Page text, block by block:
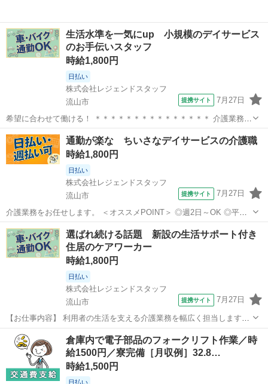
生活水準を一気にup 小規模のデイサービス
のお手伝いスタッフ
時給1,800円
日払い
株式会社レジェンドスタッフ
流山市
提携サイト 7月27日
希望に合わせて働ける！ ＊＊＊＊＊＊＊＊＊＊＊＊＊＊＊ 介護業務を
お任せします。 ・食事、入浴、排泄などの日常生活の支援 ・レクリエ
ーションの企画、実施 ・ご家族やケアマネジャーとの相談業務 ・請求
等の簡単な事務作業 など...
千葉 流山市 介護
通勤が楽な ちいさなデイサービスの介護職
時給1,800円
日払い
株式会社レジェンドスタッフ
流山市
提携サイト 7月27日
介護業務をお任せします。 ＜オススメPOINT＞ ◎週2日～OK ◎平日
のみ・曜日固定OK ◎日勤のみ／夜勤のみ選択可 ◎残業ほぼなし 家
庭・プライベート・収入など、 希望に合わせた働き方が可能です。 ★
主婦（夫）・ブ...
千葉 流山市 介護
選ばれ続ける話題 新設の生活サポート付き
住居のケアワーカー
時給1,800円
日払い
株式会社レジェンドスタッフ
流山市
提携サイト 7月27日
【お仕事内容】 利用者の生活を支える介護業務を幅広く担当します。
◆ 掃除・洗濯・買い物の手伝いから送迎まで多彩な業務。 ◆ アフタ
ーフォローで働きやすさをサポートします。 ※ 登録制のため紹介案件
は応募時で変わります。 ...
千葉 介護
倉庫内で電子部品のフォークリフト作業／時
給1500円／寮完備［月収例］32.8…
時給1,500円
日払い